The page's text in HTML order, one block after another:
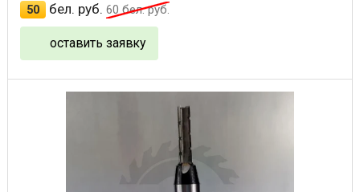
50
бел. руб. 60бел. руб.
оставить заявку